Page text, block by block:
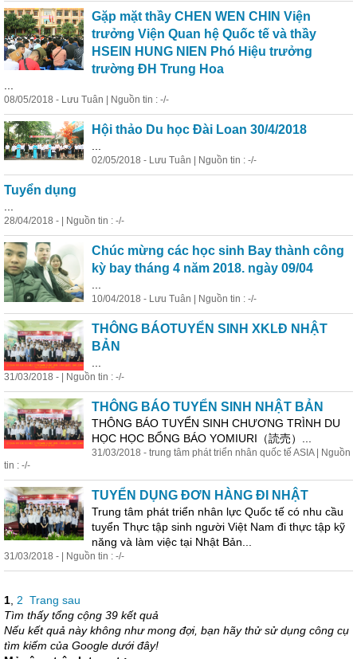
Gặp mặt thầy CHEN WEN CHIN Viện
trưởng Viện Quan hệ Quốc tế và thầy
HSEIN HUNG NIEN Phó Hiệu trưởng
trường ĐH Trung Hoa
08/05/2018 - Lưu Tuân | Nguồn tin : -/-
Hội thảo Du học Đài Loan 30/4/2018
02/05/2018 - Lưu Tuân | Nguồn tin : -/-
Tuyển dụng
28/04/2018 - | Nguồn tin : -/-
Chúc mừng các học sinh Bay thành công
kỳ bay tháng 4 năm 2018. ngày 09/04
10/04/2018 - Lưu Tuân | Nguồn tin : -/-
THÔNG BÁOTUYỂN SINH XKLĐ NHẬT
BẢN
31/03/2018 - | Nguồn tin : -/-
THÔNG BÁO TUYỂN SINH NHẬT BẢN
THÔNG BÁO TUYỂN SINH CHƯƠNG TRÌNH DU
HỌC HỌC BỔNG BÁO YOMIURI（読売）...
31/03/2018 - trung tâm phát triển nhân quốc tế ASIA | Nguồn
tin : -/-
TUYỂN DỤNG ĐƠN HÀNG ĐI NHẬT
Trung tâm phát triển nhân lực Quốc tế có nhu cầu
tuyển Thực tập sinh người Việt Nam đi thực tập kỹ
năng và làm việc tại Nhật Bản...
31/03/2018 - | Nguồn tin : -/-
1 2 Trang sau
Tìm thấy tổng cộng 39 kết quả
Nếu kết quả này không như mong đợi, bạn hãy thử sử dụng công cụ
tìm kiếm của Google dưới đây!